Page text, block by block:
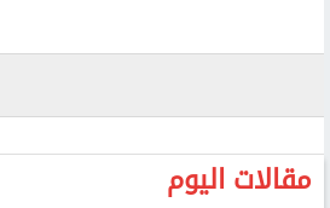
مقالات اليوم